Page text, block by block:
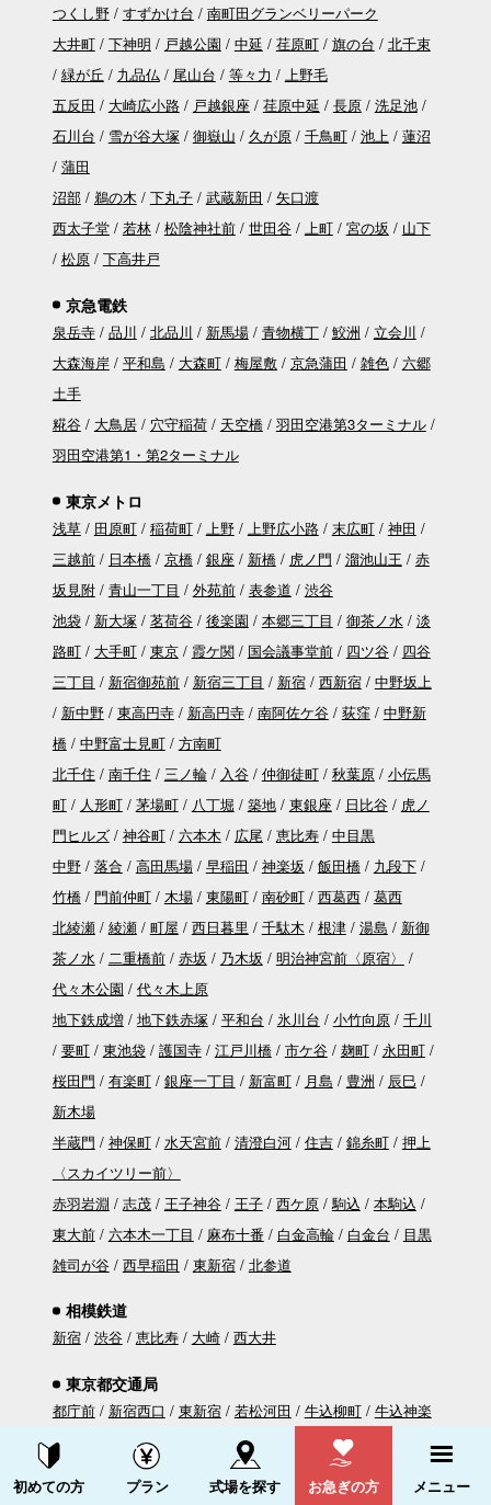
つくし野
すずかけ台
南町田グランベリーパーク
大井町
下神明 戸越公園 中延 荏原町 旗の台
北千束
緑が丘
九品仏 尾山台 等々力
上野毛
五反田
大崎広小路 戸越銀座 荏原中延 長原
洗足池
石川台
雪が谷大塚 御嶽山 久が原 千鳥町 池上
蓮沼
蒲田
沼部
鵜の木 下丸子 武蔵新田
矢口渡
西太子堂
若林 松陰神社前 世田谷 上町 宮の坂
山下
松原
下高井戸
京急電鉄
泉岳寺 品川 北品川 新馬場 青物横丁 鮫洲
立会川
大森海岸
平和島 大森町 梅屋敷 京急蒲田 雑色
六郷
土手
糀谷
大鳥居 穴守稲荷 天空橋
羽田空港第3ターミナル
羽田空港第1・第2ターミナル
東京メトロ
浅草 田原町 稲荷町 上野 上野広小路 末広町
神田
三越前
日本橋 京橋 銀座 新橋 虎ノ門 溜池山王
赤
坂見附
青山一丁目 外苑前 表参道
渋谷
池袋
新大塚 茗荷谷 後楽園 本郷三丁目 御茶ノ水
淡
路町
大手町 東京 霞ケ関 国会議事堂前 四ツ谷
四谷
三丁目
新宿御苑前 新宿三丁目 新宿 西新宿
中野坂上
新中野
東高円寺 新高円寺 南阿佐ケ谷 荻窪
中野新
橋
中野富士見町
方南町
北千住
南千住 三ノ輪 入谷 仲御徒町 秋葉原
小伝馬
町
人形町 茅場町 八丁堀 築地 東銀座 日比谷
虎ノ
門ヒルズ
神谷町 六本木 広尾 恵比寿
中目黒
中野
落合 高田馬場 早稲田 神楽坂 飯田橋
九段下
竹橋
門前仲町 木場 東陽町 南砂町 西葛西
葛西
北綾瀬
綾瀬 町屋 西日暮里 千駄木 根津 湯島
新御
茶ノ水
二重橋前 赤坂 乃木坂
明治神宮前〈原宿〉
代々木公園
代々木上原
地下鉄成増
地下鉄赤塚 平和台 氷川台 小竹向原
千川
要町
東池袋 護国寺 江戸川橋 市ケ谷 麹町
永田町
桜田門
有楽町 銀座一丁目 新富町 月島 豊洲
辰巳
新木場
半蔵門
神保町 水天宮前 清澄白河 住吉 錦糸町
押上
〈スカイツリー前〉
赤羽岩淵
志茂 王子神谷 王子 西ケ原 駒込
本駒込
東大前
六本木一丁目 麻布十番 白金高輪 白金台
目黒
雑司が谷
西早稲田 東新宿 北参道
相模鉄道
新宿 渋谷 恵比寿 大崎 西大井
東京都交通局
都庁前 新宿西口 東新宿 若松河田 牛込柳町
牛込神楽
坂
春日 本郷三丁目 新御徒町
蔵
前
森下 門前仲町 月島 勝どき
資料請求する 電話をかける
初めての方 プラン 式場を探す お急ぎの方 メニュー